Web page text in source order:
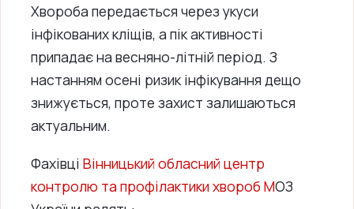
Хвороба передається через укуси
інфікованих кліщів, а пік активності
припадає на весняно-літній період. З
настанням осені ризик інфікування дещо
знижується, проте захист залишаються
актуальним.
Фахівці Вінницький обласний центр
контролю та профілактики хвороб МОЗ